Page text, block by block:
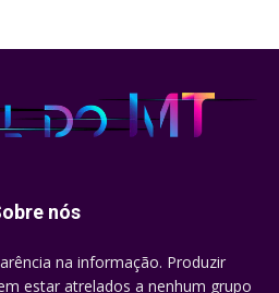
nós
na informação. Produzir
estar atrelados a nenhum grupo